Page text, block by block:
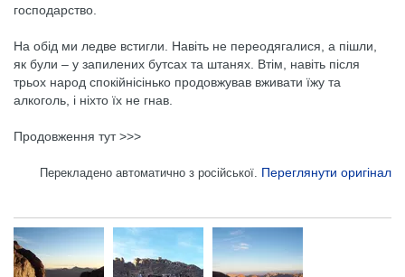
господарство.
На обід ми ледве встигли. Навіть не переодягалися, а пішли,
як були – у запилених бутсах та штанях. Втім, навіть після
трьох народ спокійнісінько продовжував вживати їжу та
алкоголь, і ніхто їх не гнав.
Продовження тут >>>
Перекладено автоматично з російської. Переглянути оригінал